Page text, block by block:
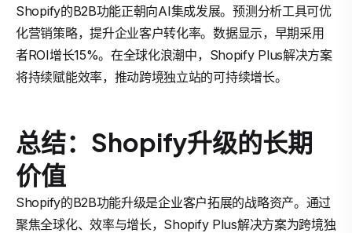
Shopify的B2B功能正朝向AI集成发展。预测分析工具可优
化营销策略，提升企业客户转化率。数据显示，早期采用
者ROI增长15%。在全球化浪潮中，Shopify Plus解决方案
将持续赋能效率，推动跨境独立站的可持续增长。
总结：Shopify升级的长期
价值
Shopify的B2B功能升级是企业客户拓展的战略资产。通过
聚焦全球化、效率与增长，Shopify Plus解决方案为跨境独